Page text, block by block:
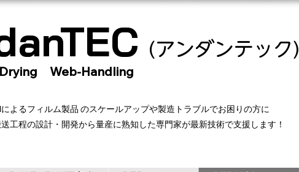
(アンダンテック)
Web-Handling
よるフィルム製品 のスケールアップや製造トラブルでお困りの方に
工程の設計・開発から量産に熟知した専門家が最新技術で支援します！